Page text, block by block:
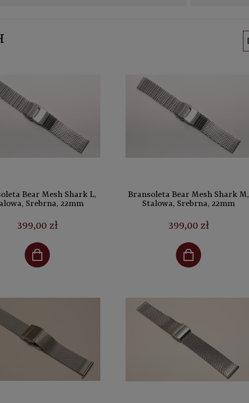
Bear Mesh Shark L,
Srebrna, 22mm
399,00 zł
Bransoleta Bear Mesh Shark M,
Stalowa, Srebrna, 22mm
399,00 zł